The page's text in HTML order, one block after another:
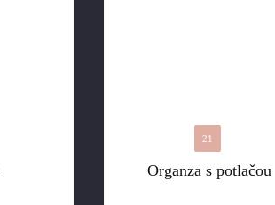
Organza s potlačou
21